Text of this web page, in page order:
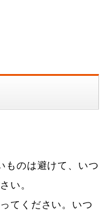
ものは避けて、いつ
い。
てください。いつ